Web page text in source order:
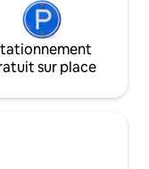
sur place